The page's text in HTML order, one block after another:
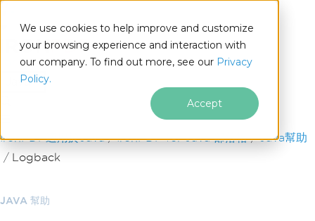
We use cookies to help improve and customize
your browsing experience and interaction with
our company. To find out more, see our Privacy
Policy.
Accept
Java
跳至頁尾內容
IronPDF適用於Java IronPDF for Java 部落格
Java幫助
Logback
JAVA 幫助